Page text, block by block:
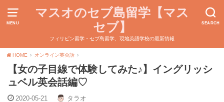
MENU SEARCH
マスオのセブ島留学【マス
セブ】
フィリピン留学・セブ島留学、現地英語学校の最新情報
HOME オンライン英会話
【女の子目線で体験してみた♪】イングリッシ
ュベル英会話編♡
2020-05-21 タラオ